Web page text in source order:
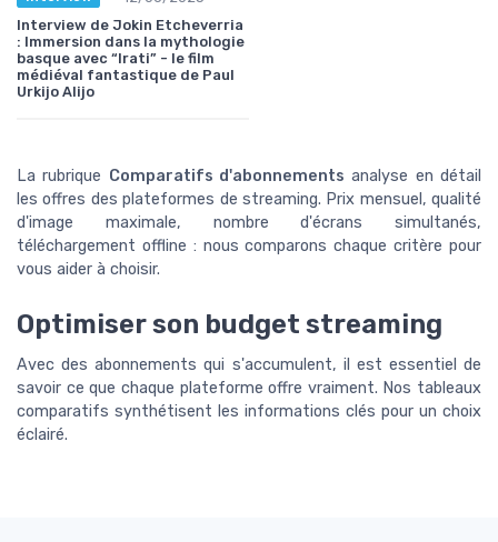
Interview de Jokin Etcheverria
: Immersion dans la mythologie
basque avec “Irati” - le film
médiéval fantastique de Paul
Urkijo Alijo
La rubrique Comparatifs d'abonnements analyse en détail
les offres des plateformes de streaming. Prix mensuel, qualité
d'image maximale, nombre d'écrans simultanés,
téléchargement offline : nous comparons chaque critère pour
vous aider à choisir.
Optimiser son budget streaming
Avec des abonnements qui s'accumulent, il est essentiel de
savoir ce que chaque plateforme offre vraiment. Nos tableaux
comparatifs synthétisent les informations clés pour un choix
éclairé.